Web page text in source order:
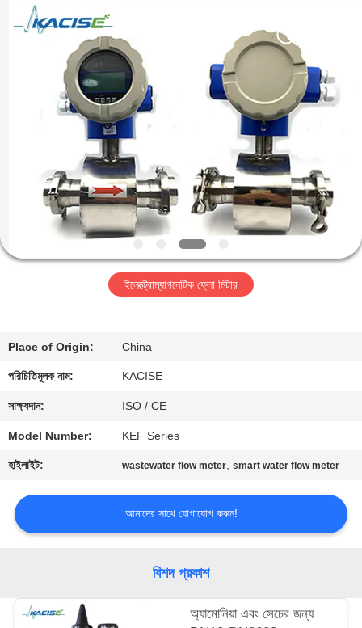
ভিডিও
আমাদের
সম্পর্কে
ভ্রমণ
মান
নিয়ন্ত্রণ
আমাদের
সাথে
যোগাযোগ
খবর
Optronics
ইলেক্ট্রোম্যাগনেটিক ফ্লো মিটার
Place of Origin: China
পরিচিতিমুলক নাম: KACISE
সাক্ষ্যদান: ISO / CE
Model Number: KEF Series
হাইলাইট: wastewater flow meter,smart water flow meter
আমাদের সাথে যোগাযোগ করুন!
বিশদ প্রকাশ
অ্যামোনিয়া এবং সেচের জন্য